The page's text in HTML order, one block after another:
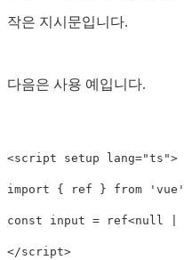
작은 지시문입니다.
다음은 사용 예입니다.
<script setup lang="ts">
import { ref } from ' vue '
const input = ref<null
</script>